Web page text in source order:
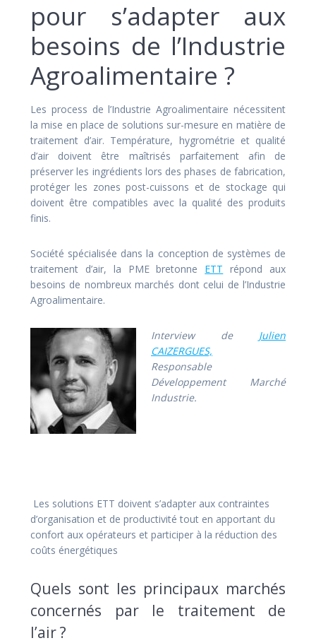
pour s’adapter aux
besoins de l’Industrie
Agroalimentaire ?
Les process de l’Industrie Agroalimentaire nécessitent
la mise en place de solutions sur-mesure en matière de
traitement d’air. Température, hygrométrie et qualité
d’air doivent être maîtrisés parfaitement afin de
préserver les ingrédients lors des phases de fabrication,
protéger les zones post-cuissons et de stockage qui
doivent être compatibles avec la qualité des produits
finis.
Société spécialisée dans la conception de systèmes de
traitement d’air, la PME bretonne ETT répond aux
besoins de nombreux marchés dont celui de l’Industrie
Agroalimentaire.
Interview de Julien
CAIZERGUES,
Responsable
Développement Marché
Industrie.
Les solutions ETT doivent s’adapter aux contraintes
d’organisation et de productivité tout en apportant du
confort aux opérateurs et participer à la réduction des
coûts énergétiques
Quels sont les principaux marchés
concernés par le traitement de
l’air ?